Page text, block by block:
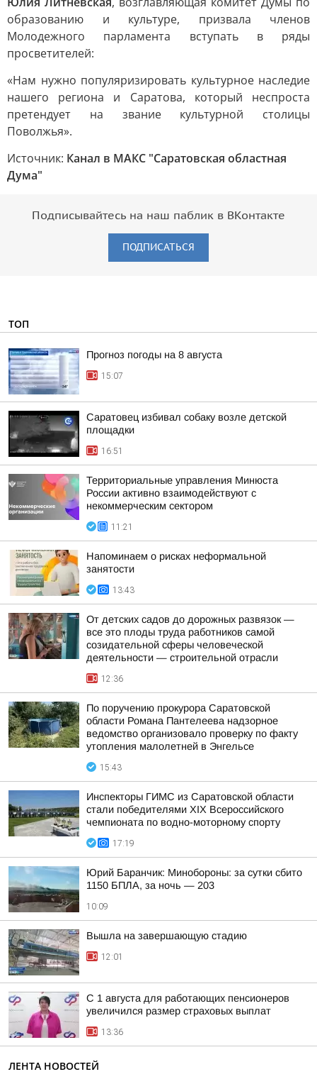
образованию и культуре, призвала членов
Молодежного парламента вступать в ряды
просветителей:
«Нам нужно популяризировать культурное наследие
нашего региона и Саратова, который неспроста
претендует на звание культурной столицы
Поволжья».
Источник: Канал в МАКС "Саратовская областная
Дума"
Подписывайтесь на наш паблик в ВКонтакте
ПОДПИСАТЬСЯ
ТОП
Прогноз погоды на 8 августа
15:07
Саратовец избивал собаку возле детской
площадки
16:51
Территориальные управления Минюста
России активно взаимодействуют с
некоммерческим сектором
11:21
Напоминаем о рисках неформальной
занятости
13:43
От детских садов до дорожных развязок —
все это плоды труда работников самой
созидательной сферы человеческой
деятельности — строительной отрасли
12:36
По поручению прокурора Саратовской
области Романа Пантелеева надзорное
ведомство организовало проверку по факту
утопления малолетней в Энгельсе
15:43
Инспекторы ГИМС из Саратовской области
стали победителями XIX Всероссийского
чемпионата по водно-моторному спорту
17:19
Юрий Баранчик: Минобороны: за сутки сбито
1150 БПЛА, за ночь — 203
10:09
Вышла на завершающую стадию
12:01
С 1 августа для работающих пенсионеров
увеличился размер страховых выплат
13:36
ЛЕНТА НОВОСТЕЙ